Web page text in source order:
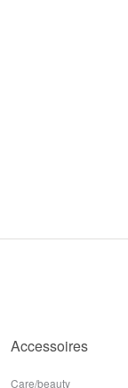
Accessoires
Care/beauty